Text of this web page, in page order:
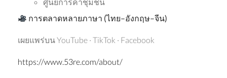
ศูนย์การค้าชุมชน
การตลาดหลายภาษา (ไทย–อังกฤษ–จีน)
เผยแพร่บน YouTube · TikTok · Facebook
https://www.53re.com/about/